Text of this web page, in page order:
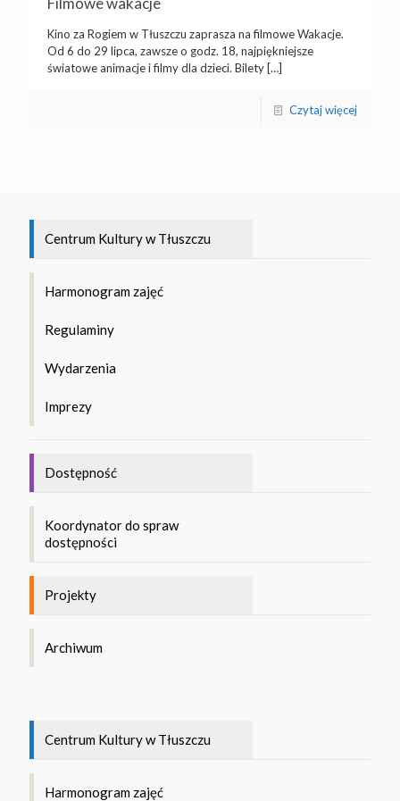
czas odpoczynku,[…]
Czytaj więcej
Kino za Rogiem w Tłuszczu zaprasza na filmowe Wakacje.
Od 6 do 29 lipca, zawsze o godz. 18, najpiękniejsze
światowe animacje i filmy dla dzieci. Bilety […]
Czytaj więcej
Centrum Kultury w Tłuszczu
Harmonogram zajęć
Regulaminy
Wydarzenia
Imprezy
Dostępność
Koordynator do spraw
dostępności
Projekty
Archiwum
Centrum Kultury w Tłuszczu
Harmonogram zajęć